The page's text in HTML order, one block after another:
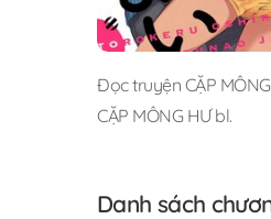
Đọc truyện CẶP
CẶP MÔNG HƯ bl.
Danh sách